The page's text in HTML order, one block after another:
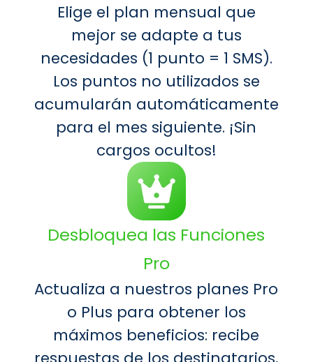
Elige el plan mensual que
mejor se adapte a tus
necesidades (1 punto = 1 SMS).
Los puntos no utilizados se
acumularán automáticamente
para el mes siguiente. ¡Sin
cargos ocultos!
Desbloquea las Funciones
Pro
Actualiza a nuestros planes Pro
o Plus para obtener los
máximos beneficios: recibe